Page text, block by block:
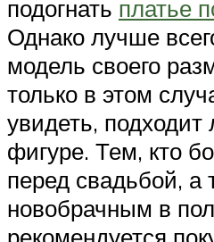
подогнать платье
Однако лучше
модель своего
только в этом
увидеть,
фигуре. Тем, кто
перед свадьбой, а
новобрачным в